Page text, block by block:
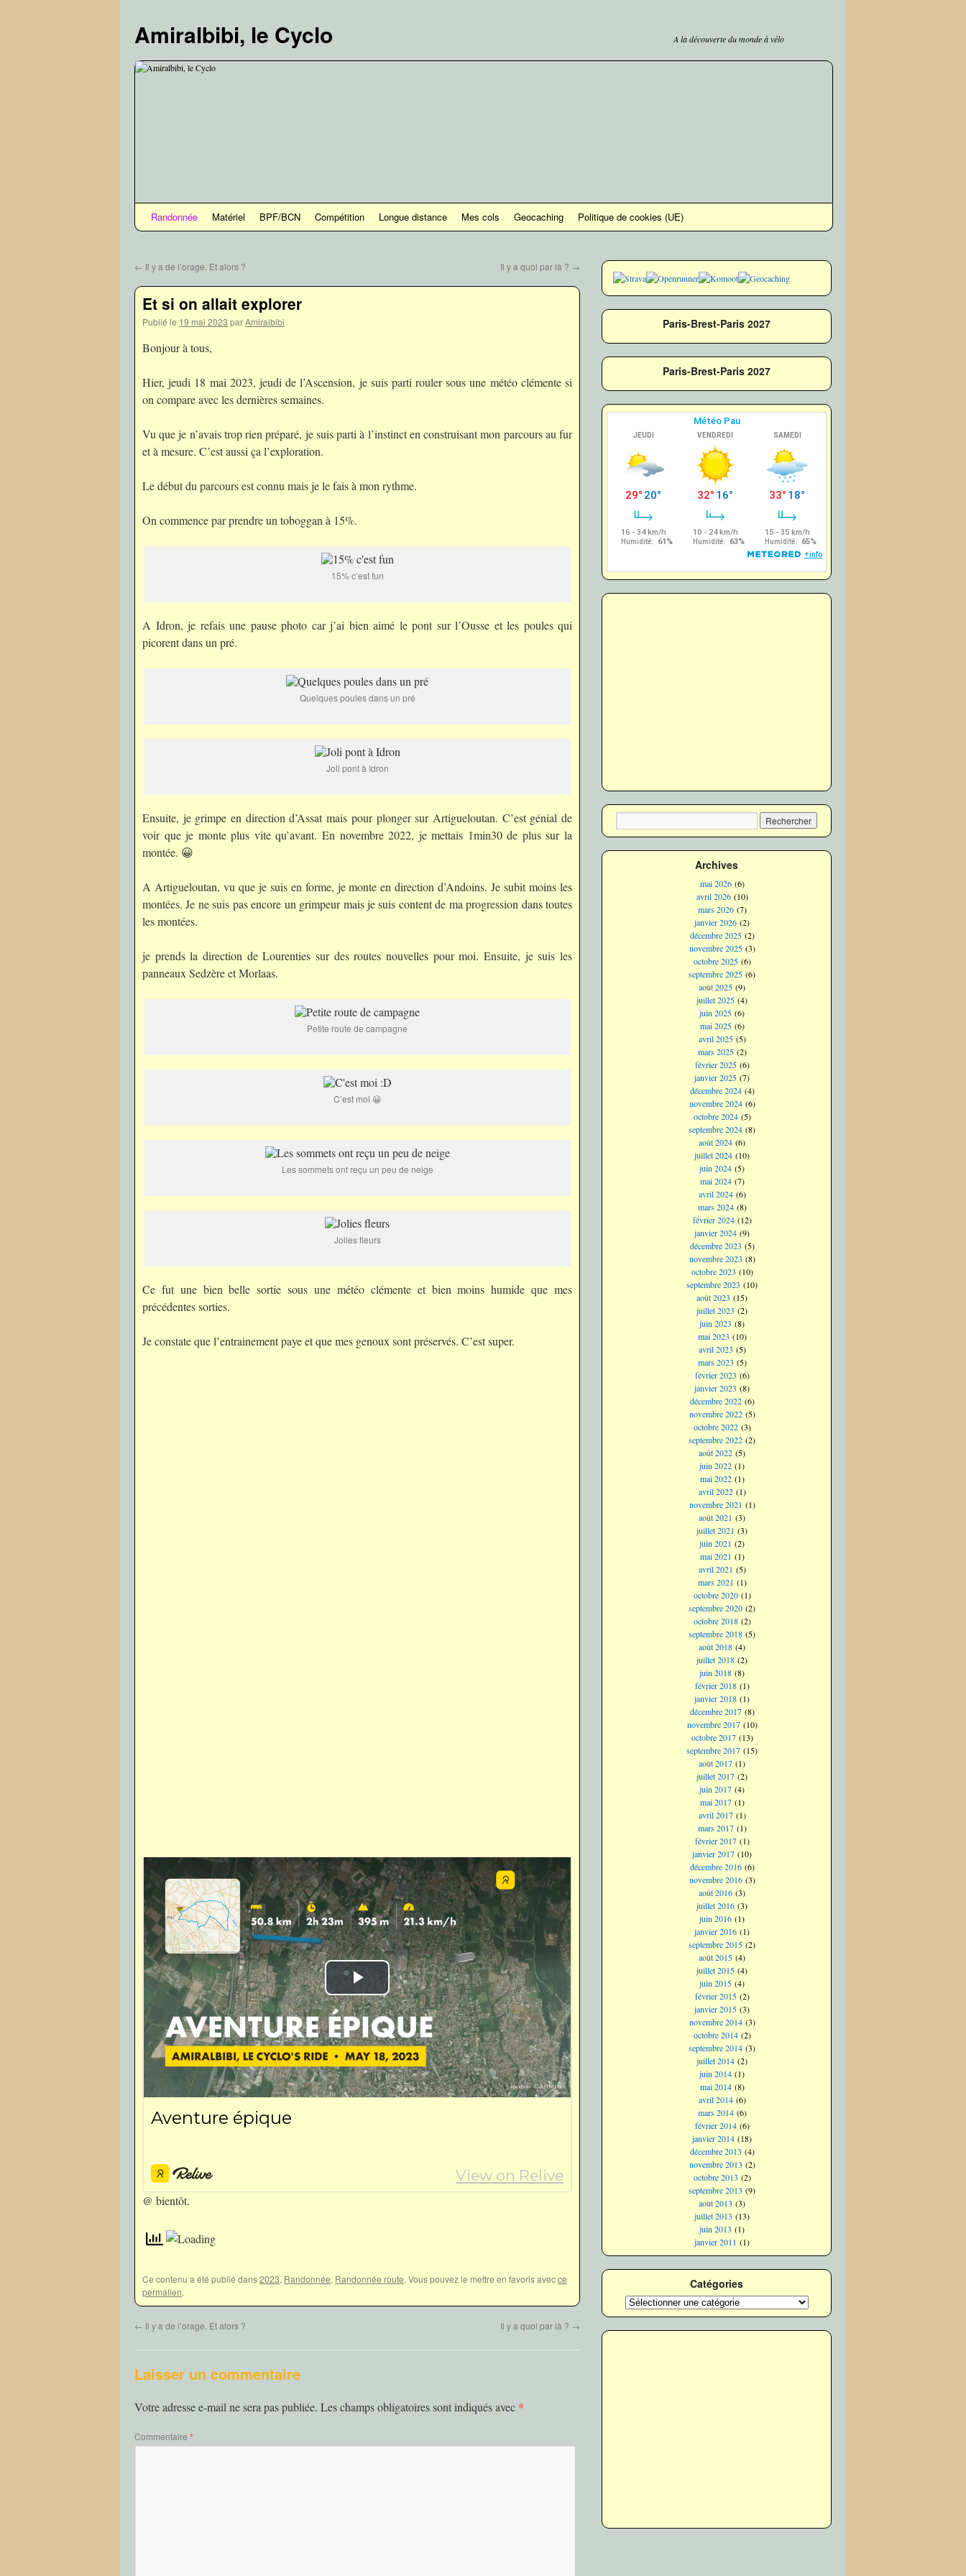
contenu
Amiralbibi, le Cyclo A la découverte du monde à vélo
Randonnée Matériel BPF/BCN Compétition Longue distance Mes cols Geocaching Politique de cookies (UE)
← Il y a de l’orage. Et alors ? Il y a quoi par là ? →
Et si on allait explorer
Publié le 19 mai 2023 parAmiralbibi
Bonjour à tous,
Hier, jeudi 18 mai 2023, jeudi de l’Ascension, je suis parti rouler sous une météo clémente si
on compare avec les dernières semaines.
Vu que je n’avais trop rien préparé, je suis parti à l’instinct en construisant mon parcours au fur
et à mesure. C’est aussi ça l’exploration.
Le début du parcours est connu mais je le fais à mon rythme.
On commence par prendre un toboggan à 15%.
15% c’est fun
A Idron, je refais une pause photo car j’ai bien aimé le pont sur l’Ousse et les poules qui
picorent dans un pré.
Quelques poules dans un pré
Joli pont à Idron
Ensuite, je grimpe en direction d’Assat mais pour plonger sur Artigueloutan. C’est génial de
voir que je monte plus vite qu’avant. En novembre 2022, je mettais 1min30 de plus sur la
montée. 😀
A Artigueloutan, vu que je suis en forme, je monte en direction d’Andoins. Je subit moins les
montées. Je ne suis pas encore un grimpeur mais je suis content de ma progression dans toutes
les montées.
je prends la direction de Lourenties sur des routes nouvelles pour moi. Ensuite, je suis les
panneaux Sedzère et Morlaas.
Petite route de campagne
C’est moi 😀
Les sommets ont reçu un peu de neige
Jolies fleurs
Ce fut une bien belle sortie sous une météo clémente et bien moins humide que mes
précédentes sorties.
Je constate que l’entrainement paye et que mes genoux sont préservés. C’est super.
@ bientôt.
Ce contenu a été publié dans2023, Randonnée, Randonnée route. Vous pouvez le mettre en favoris avecce
permalien.
← Il y a de l’orage. Et alors ? Il y a quoi par là ? →
Laisser un commentaire
Votre adresse e-mail ne sera pas publiée. Les champs obligatoires sont indiqués avec *
Commentaire *
Paris-Brest-Paris 2027
Paris-Brest-Paris 2027
Archives
mai 2026(6)
avril 2026(10)
mars 2026(7)
janvier 2026 (2)
décembre 2025(2)
novembre 2025(3)
octobre 2025(6)
septembre 2025 (6)
août 2025 (9)
juillet 2025 (4)
juin 2025 (6)
mai 2025(6)
avril 2025(5)
mars 2025(2)
février 2025(6)
janvier 2025 (7)
décembre 2024(4)
novembre 2024(6)
octobre 2024(5)
septembre 2024 (8)
août 2024 (6)
juillet 2024 (10)
juin 2024 (5)
mai 2024(7)
avril 2024(6)
mars 2024(8)
février 2024(12)
janvier 2024 (9)
décembre 2023 (5)
novembre 2023 (8)
octobre 2023 (10)
septembre 2023 (10)
août 2023 (15)
juillet 2023 (2)
juin 2023 (8)
mai 2023 (10)
avril 2023 (5)
mars 2023 (5)
février 2023 (6)
janvier 2023 (8)
décembre 2022(6)
novembre 2022(5)
octobre 2022(3)
septembre 2022 (2)
août 2022 (5)
juin 2022 (1)
mai 2022(1)
avril 2022(1)
novembre 2021 (1)
août 2021 (3)
juillet 2021 (3)
juin 2021 (2)
mai 2021 (1)
avril 2021 (5)
mars 2021 (1)
octobre 2020(1)
septembre 2020 (2)
octobre 2018(2)
septembre 2018 (5)
août 2018 (4)
juillet 2018 (2)
juin 2018 (8)
février 2018(1)
janvier 2018 (1)
décembre 2017(8)
novembre 2017(10)
octobre 2017(13)
septembre 2017 (15)
août 2017 (1)
juillet 2017 (2)
juin 2017 (4)
mai 2017(1)
avril 2017(1)
mars 2017(1)
février 2017(1)
janvier 2017 (10)
décembre 2016(6)
novembre 2016(3)
août 2016 (3)
juillet 2016 (3)
juin 2016 (1)
janvier 2016 (1)
septembre 2015 (2)
août 2015 (4)
juillet 2015 (4)
juin 2015 (4)
février 2015(2)
janvier 2015 (3)
novembre 2014(3)
octobre 2014(2)
septembre 2014 (3)
juillet 2014 (2)
juin 2014 (1)
mai 2014(8)
avril 2014(6)
mars 2014(6)
février 2014(6)
janvier 2014 (18)
décembre 2013 (4)
novembre 2013 (2)
octobre 2013 (2)
septembre 2013 (9)
août 2013 (3)
juillet 2013 (13)
juin 2013 (1)
janvier 2011 (1)
Catégories
Catégories